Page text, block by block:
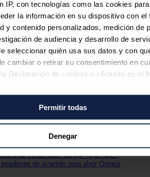
IP, con tecnologías como las cookies para
la información en su dispositivo con el
y contenido personalizados, medición de
de audiencia y desarrollo de
seleccionar quién usa sus datos y con
cambiar o retirar su consentimiento en
Declaración de cookies o clicando en el
quisiéramos:
información sobre su ubicación geográfica
una precisión de varios metros
su dispositivo analizándolo activamente
específicas (huellas digitales)
sobre cómo se procesan sus
Permitir todas
Denegar
petrolera de Venezuela bajó 72.000
anterior, una caída del 9 %.